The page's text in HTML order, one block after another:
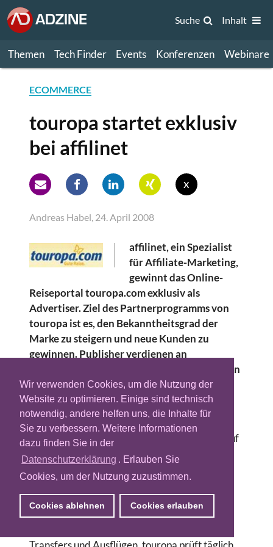
Wir verwenden Cookies, um die Nutzung der
Website zu optimieren. Einige sind technisch
notwendig, andere helfen uns, die Inhalte für
Sie zu verbessern. Weitere Informationen
dazu finden Sie in der
Datenschutzerklärung . Erlauben Sie
Cookies, um der Nutzung zuzustimmen.
Cookies ablehnen Cookies erlauben
Themen Tech Finder Events Konferenzen Webinare
Suche Inhalt
ECOMMERCE
touropa startet exklusiv
bei affilinet
x
Andreas Habel, 24. April 2008
affilinet, ein Spezialist
für Affiliate-Marketing,
gewinnt das Online-
Reiseportal touropa.com exklusiv als
Advertiser. Ziel des Partnerprogramms von
touropa ist es, den Bekanntheitsgrad der
Marke zu steigern und neue Kunden zu
gewinnen. Publisher verdienen an
Provisionen für Buchungen. Vergütet werden
neben Pauschalreisen und
Bausteinbuchungen auch Flugbuchungen.
Das Online-Reiseportal touropa verspricht
Urlauber und Tourismusanbieter in Echtzeit auf
einem virtuellen Marktplatz
zusammenzubringen. Der Nutzer kann sich so
seine Reise auf individuelle Art
zusammenstellen und anschließend aus einer
Hand buchen. Das System ist offen für alle